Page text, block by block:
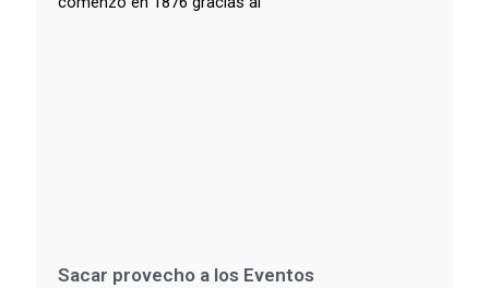
Sacar provecho a los Eventos